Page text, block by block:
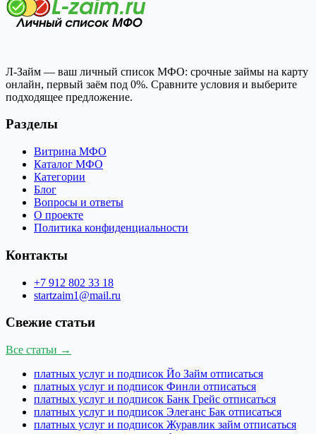
Л-Займ — ваш личный список МФО: срочные займы на карту
онлайн, первый заём под 0%. Сравните условия и выберите
подходящее предложение.
Разделы
Витрина МФО
Каталог МФО
Категории
Блог
Вопросы и ответы
О проекте
Политика конфиденциальности
Контакты
+7 912 802 33 18
startzaim1@mail.ru
Свежие статьи
Все статьи →
платных услуг и подписок Йо Займ отписаться
платных услуг и подписок Финли отписаться
платных услуг и подписок Банк Грейс отписаться
платных услуг и подписок Элеганс Бак отписаться
платных услуг и подписок Журавлик займ отписаться